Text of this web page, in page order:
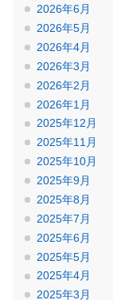
2026年6月
2026年5月
2026年4月
2026年3月
2026年2月
2026年1月
2025年12月
2025年11月
2025年10月
2025年9月
2025年8月
2025年7月
2025年6月
2025年5月
2025年4月
2025年3月